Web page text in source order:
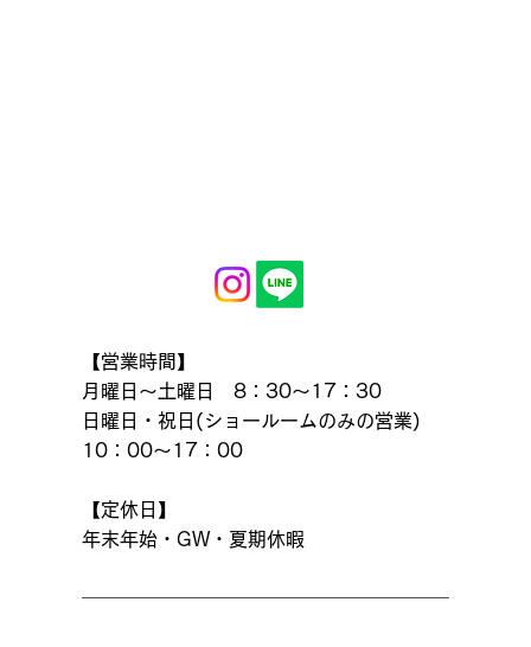
【営業時間】
月曜日～土曜日 8：30～17：30
日曜日・祝日(ショールームのみの営業)
10：00～17：00
【定休日】
年末年始・GW・夏期休暇